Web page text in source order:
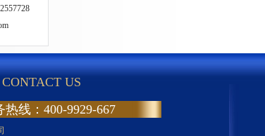
CONTACT US
线：400-9929-667